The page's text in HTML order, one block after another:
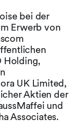
bei der
Erwerb von
Holding,
UK Limited,
Aktien der
und
Associates.